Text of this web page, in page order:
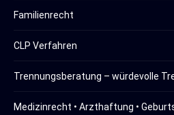
Familienrecht
CLP Verfahren
Trennungsberatung – würdevolle
Medizinrecht • Arzthaftung •